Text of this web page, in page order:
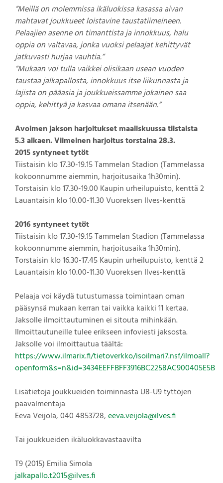
”Meillä on molemmissa ikäluokissa kasassa aivan
mahtavat joukkueet loistavine taustatiimeineen.
Pelaajien asenne on timanttista ja innokkuus, halu
oppia on valtavaa, jonka vuoksi pelaajat kehittyvät
jatkuvasti hurjaa vauhtia.”
”Mukaan voi tulla vaikkei olisikaan usean vuoden
taustaa jalkapallosta, innokkuus itse liikunnasta ja
lajista on pääasia ja joukkueissamme jokainen saa
oppia, kehittyä ja kasvaa omana itsenään.”
Avoimen jakson harjoitukset maaliskuussa tiistaista
5.3 alkaen. Viimeinen harjoitus torstaina 28.3.
2015 syntyneet tytöt
Tiistaisin klo 17.30-19.15 Tammelan Stadion (Tammelassa
kokoonnumme aiemmin, harjoitusaika 1h30min).
Torstaisin klo 17.30-19.00 Kaupin urheilupuisto, kenttä 2
Lauantaisin klo 10.00-11.30 Vuoreksen Ilves-kenttä
2016 syntyneet tytöt
Tiistaisin klo 17.30-19.15 Tammelan Stadion (Tammelassa
kokoonnumme aiemmin, harjoitusaika 1h30min).
Torstaisin klo 16.30-17.45 Kaupin urheilupuisto, kenttä 2
Lauantaisin klo 10.00-11.30 Vuoreksen Ilves-kenttä
Pelaaja voi käydä tutustumassa toimintaan oman
pääsynsä mukaan kerran tai vaikka kaikki 11 kertaa.
Jaksolle ilmoittautuminen ei sitouta mihinkään.
Ilmoittautuneille tulee erikseen infoviesti jaksosta.
Jaksolle voi ilmoittautua täältä:
https://www.ilmarix.fi/tietoverkko/isoilmari7.nsf/ilmoall?
openform&s=n&id=3434EEFFBFF3916BC2258AC900405E5B
Lisätietoja joukkueiden toiminnasta U8-U9 tyttöjen
päävalmentaja
Eeva Veijola, 040 4853728,eeva.veijola@ilves.fi
Tai joukkueiden ikäluokkavastaavilta
T9 (2015) Emilia Simola
jalkapallo.t2015@ilves.fi